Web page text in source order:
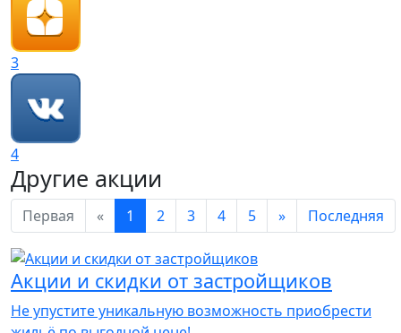
3
4
Другие акции
Первая « 1 2 3 4 5 » Последняя
Акции и скидки от застройщиков
Не упустите уникальную возможность приобрести